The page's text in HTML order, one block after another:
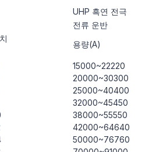
UHP 흑연 전극
전류 운반
용량(A)
15000~22220
20000~30300
25000~40400
32000~45450
38000~55550
42000~64640
50000~76760